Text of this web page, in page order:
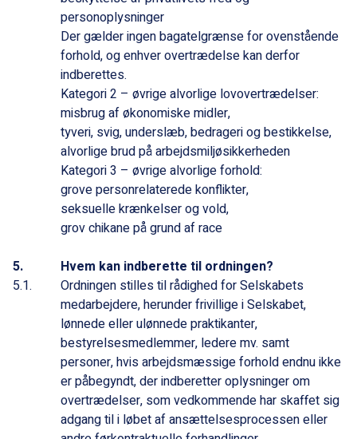
personoplysninger
Der gælder ingen bagatelgrænse for ovenstående
forhold, og enhver overtrædelse kan derfor
indberettes.
Kategori 2 – øvrige alvorlige lovovertrædelser:
misbrug af økonomiske midler,
tyveri, svig, underslæb, bedrageri og bestikkelse,
alvorlige brud på arbejdsmiljøsikkerheden
Kategori 3 – øvrige alvorlige forhold:
grove personrelaterede konflikter,
seksuelle krænkelser og vold,
grov chikane på grund af race
Hvem kan indberette til ordningen?
Ordningen stilles til rådighed for Selskabets
medarbejdere, herunder frivillige i Selskabet,
lønnede eller ulønnede praktikanter,
bestyrelsesmedlemmer, ledere mv. samt
personer, hvis arbejdsmæssige forhold endnu ikke
er påbegyndt, der indberetter oplysninger om
overtrædelser, som vedkommende har skaffet sig
adgang til i løbet af ansættelsesprocessen eller